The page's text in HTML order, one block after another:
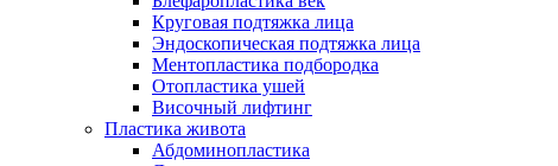
Круговая подтяжка лица
Эндоскопическая подтяжка лица
Ментопластика подбородка
Отопластика ушей
Височный лифтинг
Пластика живота
Абдоминопластика